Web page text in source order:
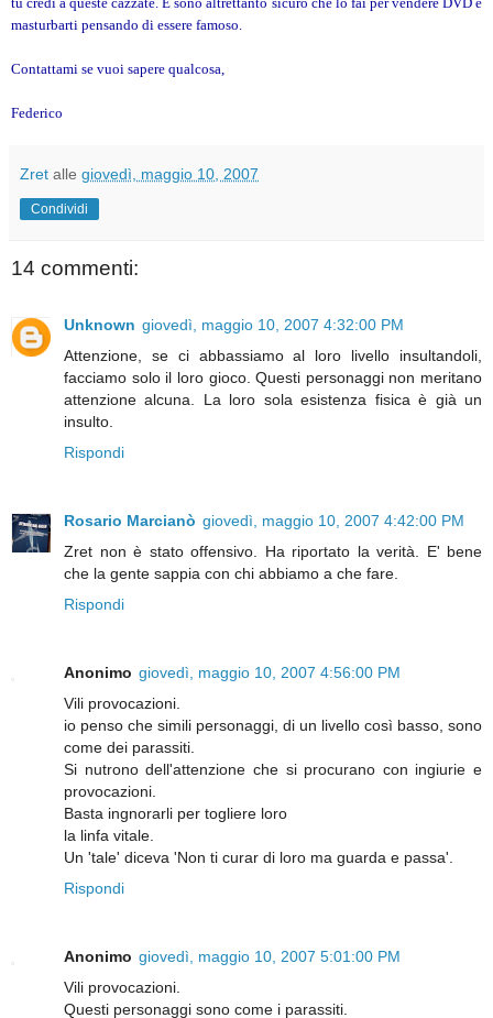
masturbarti pensando di essere famoso.
Contattami se vuoi sapere qualcosa,
Federico
Zret alle giovedì, maggio 10, 2007
Condividi
14 commenti:
Unknown giovedì, maggio 10, 2007 4:32:00 PM
Attenzione, se ci abbassiamo al loro livello insultandoli,
facciamo solo il loro gioco. Questi personaggi non meritano
attenzione alcuna. La loro sola esistenza fisica è già un
insulto.
Rispondi
Rosario Marcianò giovedì, maggio 10, 2007 4:42:00 PM
Zret non è stato offensivo. Ha riportato la verità. E' bene
che la gente sappia con chi abbiamo a che fare.
Rispondi
Anonimo giovedì, maggio 10, 2007 4:56:00 PM
Vili provocazioni.
io penso che simili personaggi, di un livello così basso, sono
come dei parassiti.
Si nutrono dell'attenzione che si procurano con ingiurie e
provocazioni.
Basta ingnorarli per togliere loro
la linfa vitale.
Un 'tale' diceva 'Non ti curar di loro ma guarda e passa'.
Rispondi
Anonimo giovedì, maggio 10, 2007 5:01:00 PM
Vili provocazioni.
Questi personaggi sono come i parassiti.